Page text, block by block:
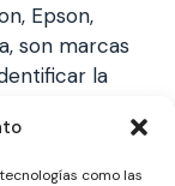
como las
Epson,
son marcas
la
laser,
y